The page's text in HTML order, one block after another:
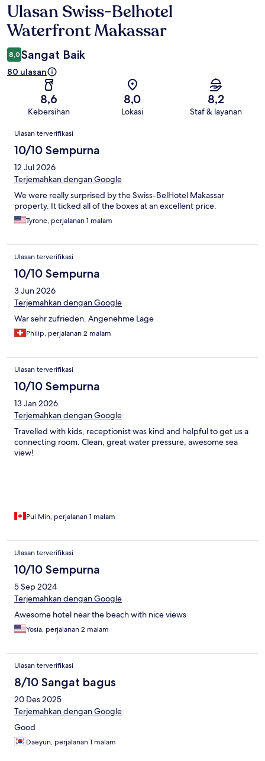
Ulasan
Ulasan Swiss-Belhotel
Waterfront Makassar
8,0 Sangat Baik
80 ulasan
8,6
Kebersihan
8,0
Lokasi
8,2
Staf & layanan
Ulasan
Ulasan terverifikasi
10/10 Sempurna
12 Jul 2026
Terjemahkan dengan Google
We were really surprised by the Swiss-BelHotel Makassar
property. It ticked all of the boxes at an excellent price.
Tyrone, perjalanan 1 malam
Ulasan terverifikasi
10/10 Sempurna
3 Jun 2026
Terjemahkan dengan Google
War sehr zufrieden. Angenehme Lage
Philip, perjalanan 2 malam
Ulasan terverifikasi
10/10 Sempurna
13 Jan 2026
Terjemahkan dengan Google
Travelled with kids, receptionist was kind and helpful to get us a
connecting room. Clean, great water pressure, awesome sea
view!
Pui Min, perjalanan 1 malam
Ulasan terverifikasi
10/10 Sempurna
5 Sep 2024
Terjemahkan dengan Google
Awesome hotel near the beach with nice views
Yosia, perjalanan 2 malam
Ulasan terverifikasi
8/10 Sangat bagus
20 Des 2025
Terjemahkan dengan Google
Good
Daeyun, perjalanan 1 malam